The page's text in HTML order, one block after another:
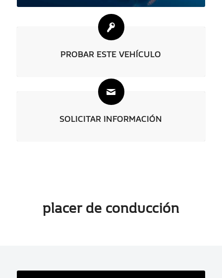
PROBAR ESTE VEHÍCULO
SOLICITAR INFORMACIÓN
placer de conducción